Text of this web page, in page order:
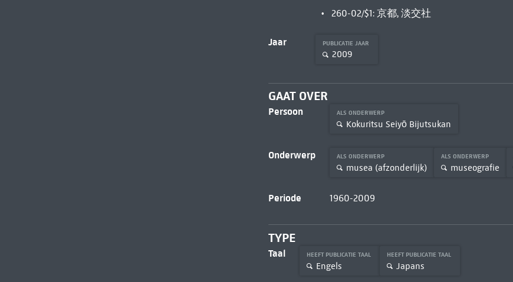
260-02/$1: 京都, 淡交社
Jaar PUBLICATIE JAAR
2009
GAAT OVER
Persoon ALS ONDERWERP
Kokuritsu Seiyō Bijutsukan
Onderwerp ALS ONDERWERP
musea (afzonderlijk)
ALS ONDERWERP
museografie
Periode 1960-2009
TYPE
Taal HEEFT PUBLICATIE TAAL
Engels
HEEFT PUBLICATIE TAAL
Japans